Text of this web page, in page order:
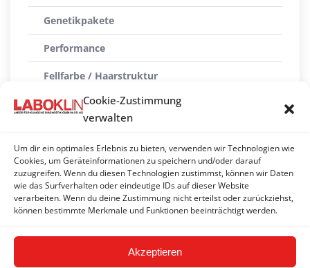
Cookie-Zustimmung
verwalten
Um dir ein optimales Erlebnis zu bieten, verwenden wir Technologien wie
Cookies, um Geräteinformationen zu speichern und/oder darauf
zuzugreifen. Wenn du diesen Technologien zustimmst, können wir Daten
wie das Surfverhalten oder eindeutige IDs auf dieser Website
verarbeiten. Wenn du deine Zustimmung nicht erteilst oder zurückziehst,
können bestimmte Merkmale und Funktionen beeinträchtigt werden.
Akzeptieren
Genetikpakete
Performance
Fellfarbe / Haarstruktur
Identität / Abstammung
Erbgänge
Molekularbiologische Tierartendifferenzierung
Geschlechtsbestimmung